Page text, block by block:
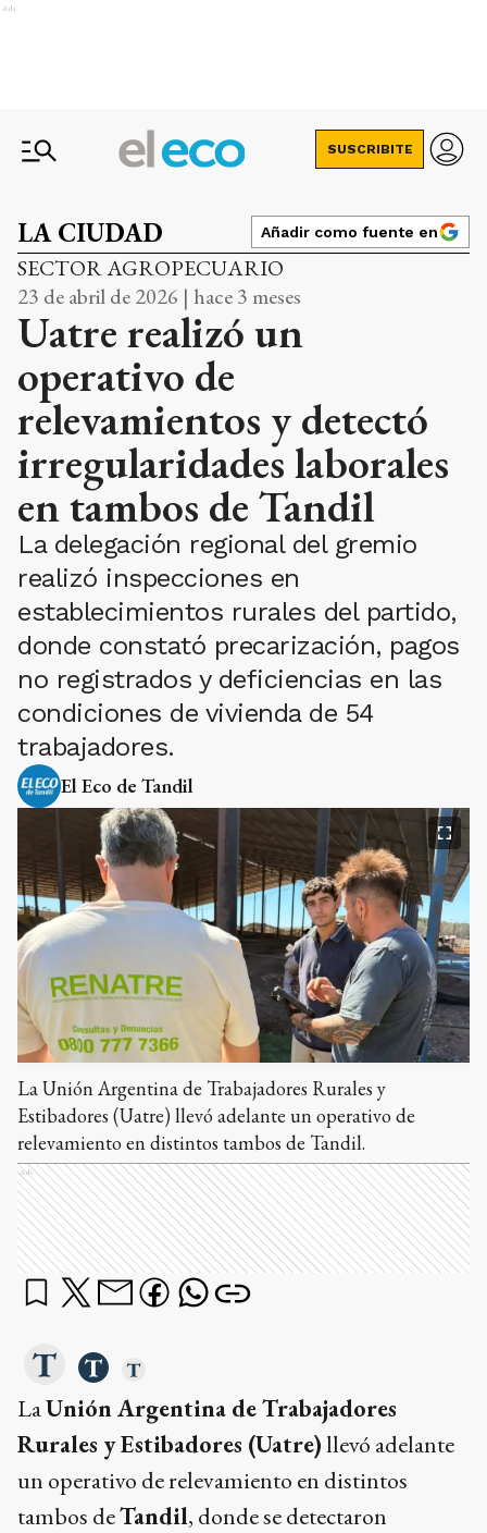
Ads
SUSCRIBITE
LA CIUDAD Añadir como fuente en
SECTOR AGROPECUARIO
23 de abril de 2026 | hace 3 meses
Uatre realizó un
operativo de
relevamientos y detectó
irregularidades laborales
en tambos de Tandil
La delegación regional del gremio
realizó inspecciones en
establecimientos rurales del partido,
donde constató precarización, pagos
no registrados y deficiencias en las
condiciones de vivienda de 54
trabajadores.
El Eco de Tandil
La Unión Argentina de Trabajadores Rurales y
Estibadores (Uatre) llevó adelante un operativo de
relevamiento en distintos tambos de Tandil.
Ads
LaUnión Argentina de Trabajadores
Rurales y Estibadores (Uatre)llevó adelante
un operativo de relevamiento en distintos
tambos deTandil, donde se detectaron